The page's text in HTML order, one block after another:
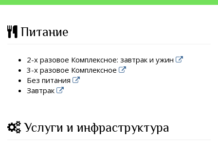
Питание
2-х разовое Комплексное: завтрак и ужин
3-х разовое Комплексное
Без питания
Завтрак
Услуги и инфраструктура